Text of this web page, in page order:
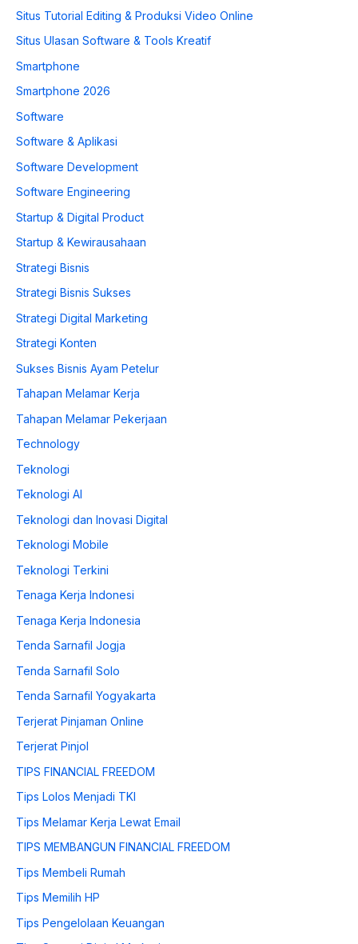
Situs Tutorial Editing & Produksi Video Online
Situs Ulasan Software & Tools Kreatif
Smartphone
Smartphone 2026
Software
Software & Aplikasi
Software Development
Software Engineering
Startup & Digital Product
Startup & Kewirausahaan
Strategi Bisnis
Strategi Bisnis Sukses
Strategi Digital Marketing
Strategi Konten
Sukses Bisnis Ayam Petelur
Tahapan Melamar Kerja
Tahapan Melamar Pekerjaan
Technology
Teknologi
Teknologi AI
Teknologi dan Inovasi Digital
Teknologi Mobile
Teknologi Terkini
Tenaga Kerja Indonesi
Tenaga Kerja Indonesia
Tenda Sarnafil Jogja
Tenda Sarnafil Solo
Tenda Sarnafil Yogyakarta
Terjerat Pinjaman Online
Terjerat Pinjol
TIPS FINANCIAL FREEDOM
Tips Lolos Menjadi TKI
Tips Melamar Kerja Lewat Email
TIPS MEMBANGUN FINANCIAL FREEDOM
Tips Membeli Rumah
Tips Memilih HP
Tips Pengelolaan Keuangan